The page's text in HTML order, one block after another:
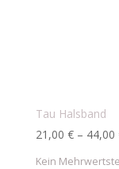
Tau Halsband
21,00 €– 44,00
Kein